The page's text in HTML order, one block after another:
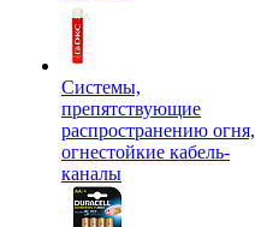
Системы,
препятствующие
распространению огня,
огнестойкие кабель-
каналы